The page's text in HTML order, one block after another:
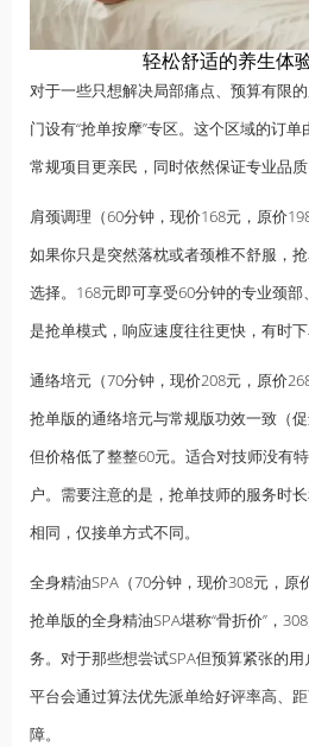
轻松舒适的养生体
对于一些只想解决局部痛点、预算有限
门设有“抢单按摩”专区。这个区域的订
常规项目更亲民，同时依然保证专业品质
肩颈调理（60分钟，现价168元，原价198
如果你只是突然落枕或者颈椎不舒服，
选择。168元即可享受60分钟的专业颈
是抢单模式，响应速度往往更快，有时下
通络培元（70分钟，现价208元，原价268
抢单版的通络培元与常规版功效一致（
但价格低了整整60元。适合对技师没有
户。需要注意的是，抢单技师的服务时
相同，仅接单方式不同。
全身精油SPA（70分钟，现价308元，原
抢单版的全身精油SPA堪称“骨折价”，
务。对于那些想尝试SPA但预算紧张的用
平台会通过算法优先派单给好评率高、
障。